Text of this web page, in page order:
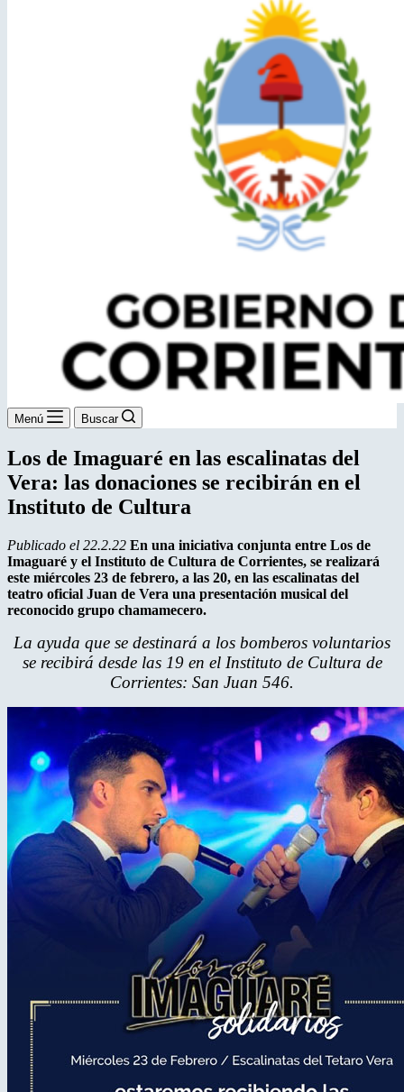
Menú Buscar
Los de Imaguaré en las escalinatas del
Vera: las donaciones se recibirán en el
Instituto de Cultura
Publicado el 22.2.22 En una iniciativa conjunta entre Los de
Imaguaré y el Instituto de Cultura de Corrientes, se realizará
este miércoles 23 de febrero, a las 20, en las escalinatas del
teatro oficial Juan de Vera una presentación musical del
reconocido grupo chamamecero.
La ayuda que se destinará a los bomberos voluntarios
se recibirá desde las 19 en el Instituto de Cultura de
Corrientes: San Juan 546.